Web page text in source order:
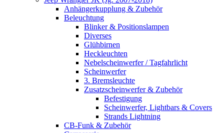
Anhängerkupplung & Zubehör
Beleuchtung
Blinker & Positionslampen
Diverses
Glühbirnen
Heckleuchten
Nebelscheinwerfer / Tagfahrlicht
Scheinwerfer
3. Bremsleuchte
Zusatzscheinwerfer & Zubehör
Befestigung
Scheinwerfer, Lightbars & Covers
Strands Lightning
CB-Funk & Zubehör